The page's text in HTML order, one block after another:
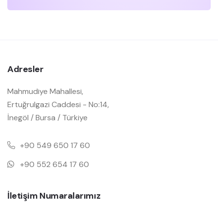
Adresler
Mahmudiye Mahallesi,
Ertuğrulgazi Caddesi - No:14,
İnegöl / Bursa / Türkiye
+90 549 650 17 60
+90 552 654 17 60
İletişim Numaralarımız